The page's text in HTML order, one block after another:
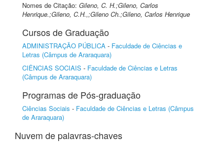
Nomes de Citação: Gileno, C. H.;Gileno, Carlos
Henrique.;Gileno, C.H.,;Gileno Ch.;Gileno, Carlos Henrique
Cursos de Graduação
ADMINISTRAÇÃO PÚBLICA - Faculdade de Ciências e
Letras (Câmpus de Araraquara)
CIÊNCIAS SOCIAIS - Faculdade de Ciências e Letras
(Câmpus de Araraquara)
Programas de Pós-graduação
Ciências Sociais - Faculdade de Ciências e Letras (Câmpus
de Araraquara)
Nuvem de palavras-chaves